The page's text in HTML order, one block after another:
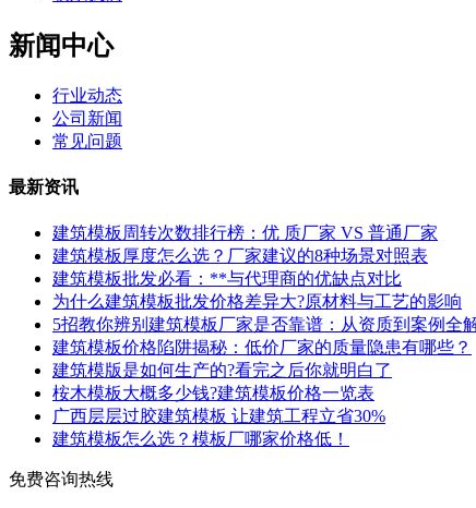
新闻中心
行业动态
公司新闻
常见问题
最新资讯
建筑模板周转次数排行榜：优 质厂家 VS 普通厂家
建筑模板厚度怎么选？厂家建议的8种场景对照表
建筑模板批发必看：**与代理商的优缺点对比
为什么建筑模板批发价格差异大?原材料与工艺的影响
5招教你辨别建筑模板厂家是否靠谱：从资质到案例全
建筑模板价格陷阱揭秘：低价厂家的质量隐患有哪些？
建筑模版是如何生产的?看完之后你就明白了
桉木模板大概多少钱?建筑模板价格一览表
广西层层过胶建筑模板 让建筑工程立省30%
建筑模板怎么选？模板厂哪家价格低！
免费咨询热线